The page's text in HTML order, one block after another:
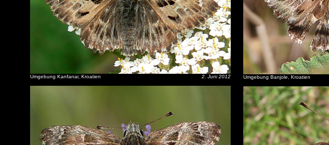
Umgebung Kanfanar, Kroatien 2. Juni 2012 Umgebung Banjole, Kroatien